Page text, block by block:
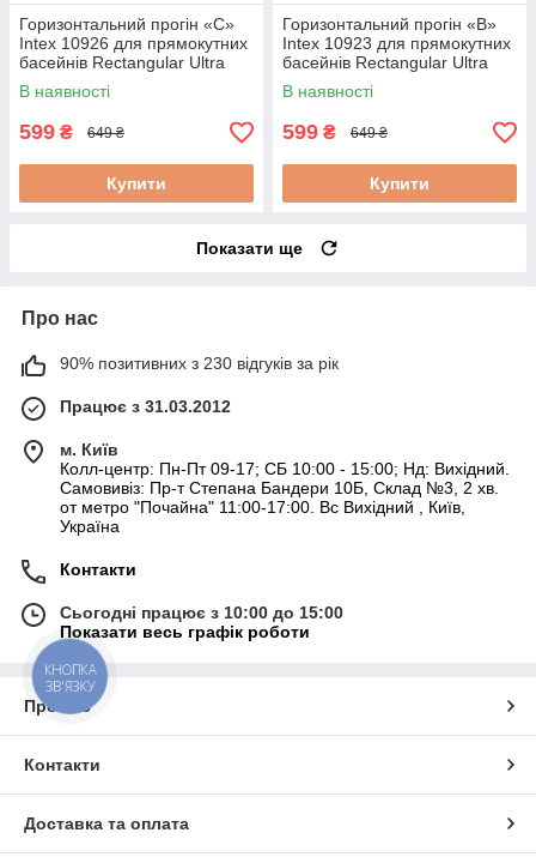
Горизонтальний прогін «C»
Intex 10926 для прямокутних
басейнів Rectangular Ultra
XTR Frame (732х366х132 см)
В наявності
599 ₴ 649 ₴
Купити
Горизонтальний прогін «B»
Intex 10923 для прямокутних
басейнів Rectangular Ultra
XTR Frame (732х366х132 см)
В наявності
599 ₴ 649 ₴
Купити
Показати ще
Про нас
90% позитивних з 230 відгуків за рік
Працює з 31.03.2012
м. Київ
Колл-центр: Пн-Пт 09-17; СБ 10:00 - 15:00; Нд: Вихідний.
Самовивіз: Пр-т Степана Бандери 10Б, Склад №3, 2 хв.
от метро "Почайна" 11:00-17:00. Вс Вихідний , Київ,
Україна
Контакти
Сьогодні працює з 10:00 до 15:00
Показати весь графік роботи
Про нас
Контакти
Доставка та оплата
КНОПКА
ЗВ'ЯЗКУ